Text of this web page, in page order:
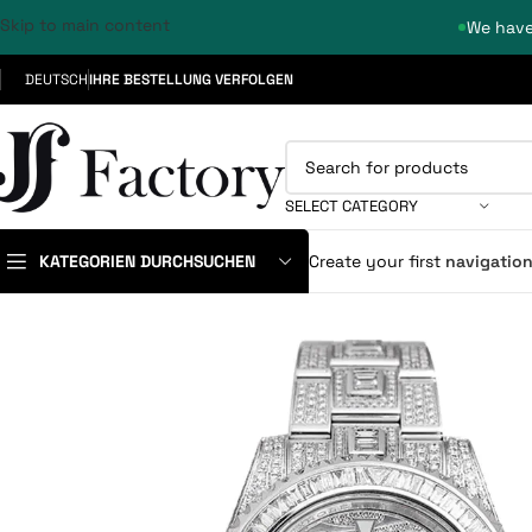
We
Skip to main content
DEUTSCHIHRE BESTELLUNG VERFOLGEN
SELECT CATEGORY
KATEGORIEN DURCHSUCHEN Create your first